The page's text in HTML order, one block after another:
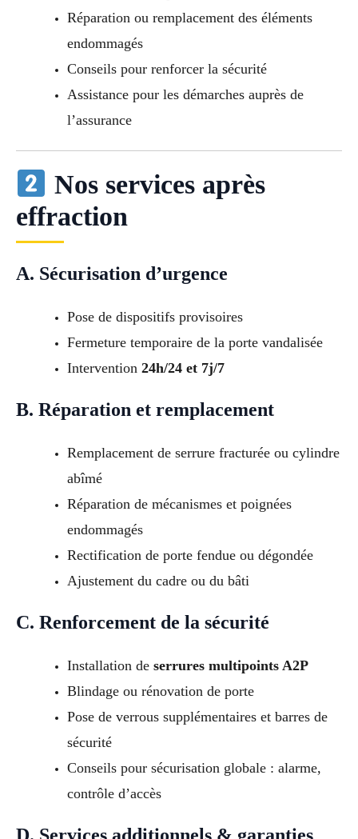
Réparation ou remplacement des éléments
endommagés
Conseils pour renforcer la sécurité
Assistance pour les démarches auprès de
l’assurance
Nos services après
effraction
A. Sécurisation d’urgence
Pose de dispositifs provisoires
Fermeture temporaire de la porte vandalisée
Intervention 24h/24 et 7j/7
B. Réparation et remplacement
Remplacement de serrure fracturée ou cylindre
abîmé
Réparation de mécanismes et poignées
endommagés
Rectification de porte fendue ou dégondée
Ajustement du cadre ou du bâti
C. Renforcement de la sécurité
Installation de serrures multipoints A2P
Blindage ou rénovation de porte
Pose de verrous supplémentaires et barres de
sécurité
Conseils pour sécurisation globale : alarme,
contrôle d’accès
D. Services additionnels & garanties